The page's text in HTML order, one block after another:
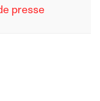
presse